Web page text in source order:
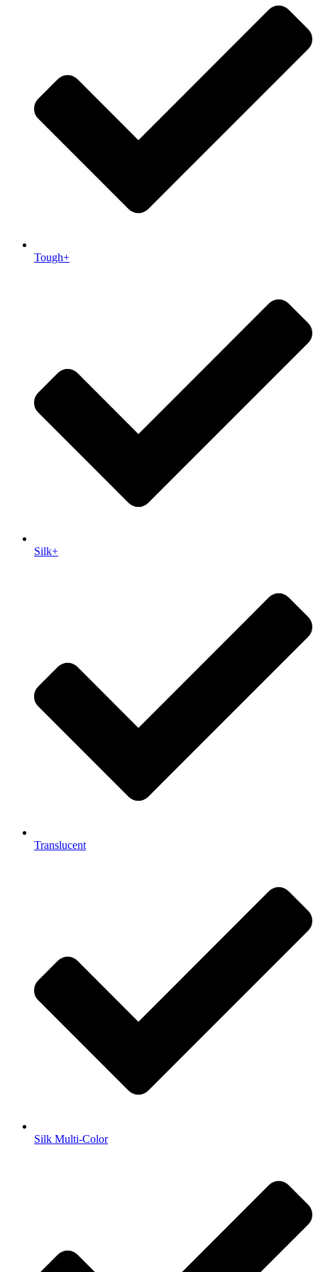
Tough+
Silk+
Translucent
Silk Multi-Color